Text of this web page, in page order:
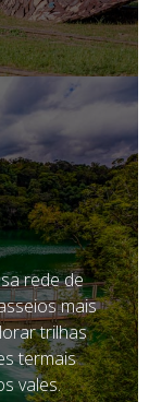
rede de
mais
trilhas
termais
vales.